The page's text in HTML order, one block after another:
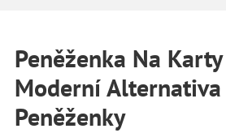
Peněženka Na
Moderní
Peněženky